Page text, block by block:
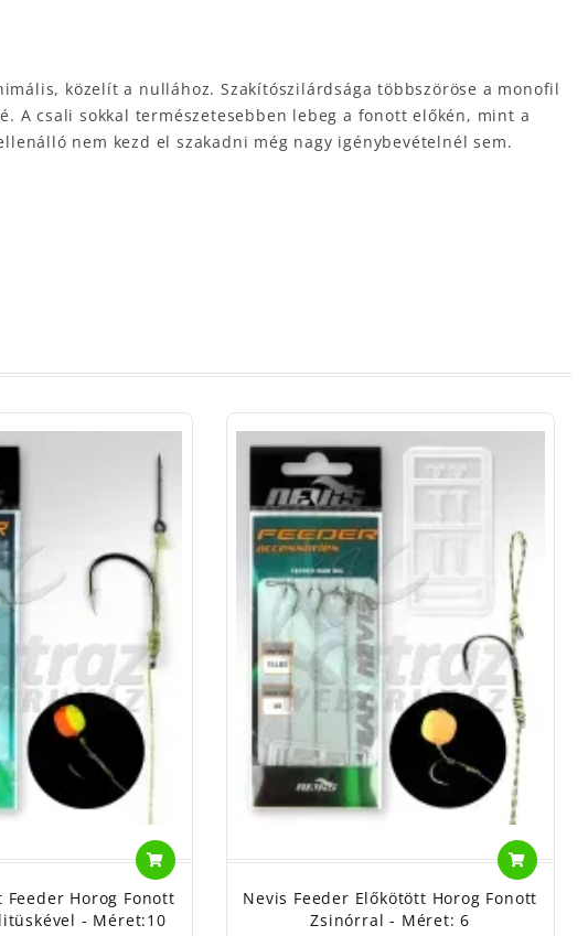
közelít a nullához. Szakítószilárdsága többszöröse a monofil
A csali sokkal természetesebben lebeg a fonott előkén, mint a
nem kezd el szakadni még nagy igénybevételnél sem.
Feeder Horog Fonott
- Méret:10
Nevis Feeder Előkötött Horog Fonott
Zsinórral - Méret: 6